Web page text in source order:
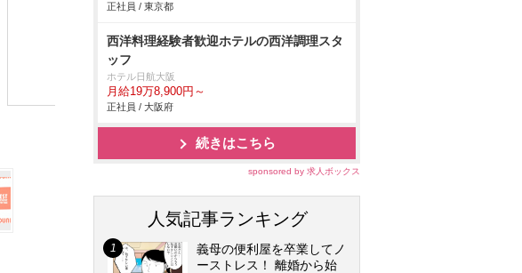
正社員 / 東京都
西洋料理経験者歓迎ホテルの西洋調理スタ
ッフ
ホテル日航大阪
月給19万8,900円～
正社員 / 大阪府
続きはこちら
sponsored by 求人ボックス
人気記事ランキング
義母の便利屋を卒業してノ
ーストレス！ 離婚から始